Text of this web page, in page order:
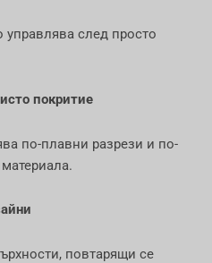
след просто
покритие
по-плавни разрези и по-
повтарящи се